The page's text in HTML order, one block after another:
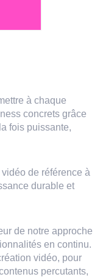
à chaque
concrets grâce
fois puissante,
de référence à
durable et
de notre approche
en continu.
vidéo, pour
percutants,